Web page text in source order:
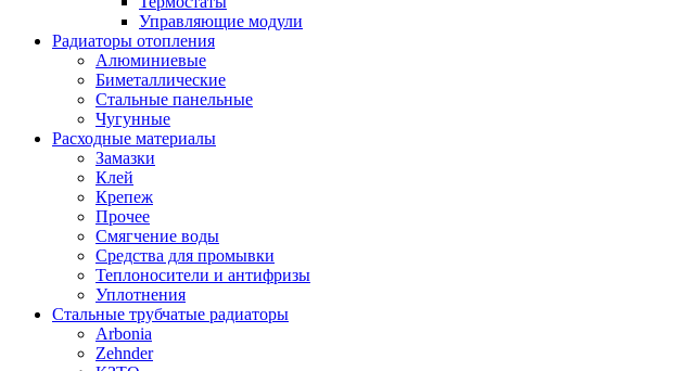
Управляющие модули
Радиаторы отопления
Алюминиевые
Биметаллические
Стальные панельные
Чугунные
Расходные материалы
Замазки
Клей
Крепеж
Прочее
Смягчение воды
Средства для промывки
Теплоносители и антифризы
Уплотнения
Стальные трубчатые радиаторы
Arbonia
Zehnder